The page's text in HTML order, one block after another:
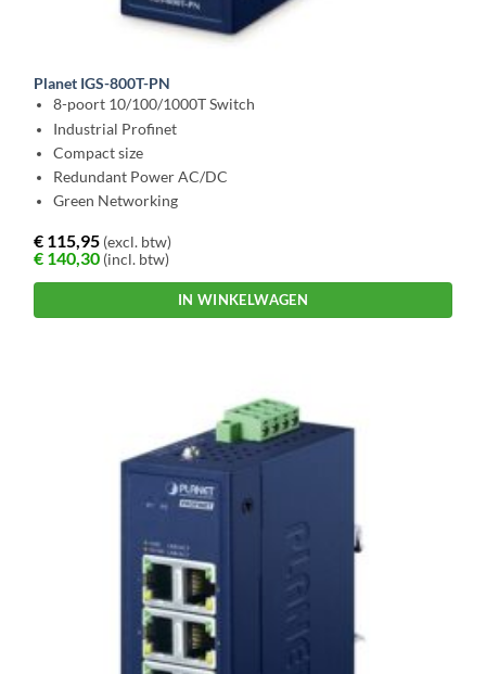
Planet IGS-800T-PN
8-poort 10/100/1000T Switch
Industrial Profinet
Compact size
Redundant Power AC/DC
Green Networking
€ 115,95 (excl. btw)
€ 140,30 (incl. btw)
IN WINKELWAGEN